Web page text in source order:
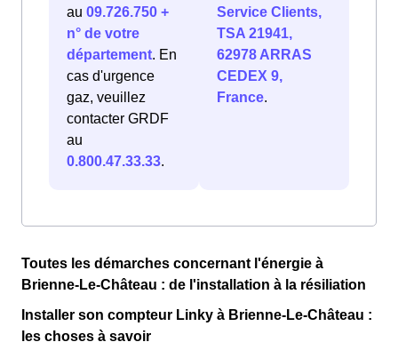
au 09.726.750 +
n° de votre
département. En
cas d'urgence
gaz, veuillez
contacter GRDF
au
0.800.47.33.33.
Service Clients,
TSA 21941,
62978 ARRAS
CEDEX 9,
France.
Toutes les démarches concernant l'énergie à
Brienne-Le-Château : de l'installation à la résiliation
Installer son compteur Linky à Brienne-Le-Château :
les choses à savoir